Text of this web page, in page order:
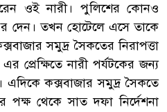
ওই নারী। পুলিশের কোনও
দেন। তখন হোটেলে এসে তাকে
সমুদ্র সৈকতের নিরাপত্তা
প্রেক্ষিতে নারী পর্যটকের জন্য
এদিকে কক্সবাজার সমুদ্র সৈকতে
পক্ষ থেকে সাত দফা নির্দেশনা